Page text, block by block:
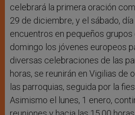
celebrará la primera oración
29 de diciembre, y el sábado,
encuentros en pequeños grupos
domingo los jóvenes europeos
diversas celebraciones de las
horas, se reunirán en Vigilias de
las parroquias, seguida por la
Asimismo el lunes, 1 enero,